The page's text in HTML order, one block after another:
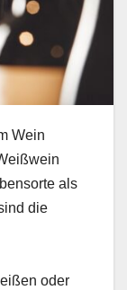
Wein
als
die
oder